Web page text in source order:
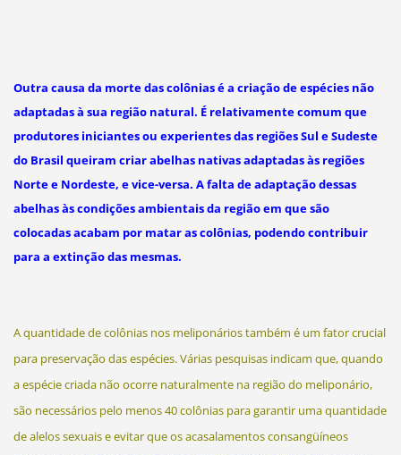
Outra causa da morte das colônias é a criação de espécies não
adaptadas à sua região natural. É relativamente comum que
produtores iniciantes ou experientes das regiões Sul e Sudeste
do Brasil queiram criar abelhas nativas adaptadas às regiões
Norte e Nordeste, e vice-versa. A falta de adaptação dessas
abelhas às condições ambientais da região em que são
colocadas acabam por matar as colônias, podendo contribuir
para a extinção das mesmas.
A quantidade de colônias nos meliponários também é um fator crucial
para preservação das espécies. Várias pesquisas indicam que, quando
a espécie criada não ocorre naturalmente na região do meliponário,
são necessários pelo menos 40 colônias para garantir uma quantidade
de alelos sexuais e evitar que os acasalamentos consangüíneos